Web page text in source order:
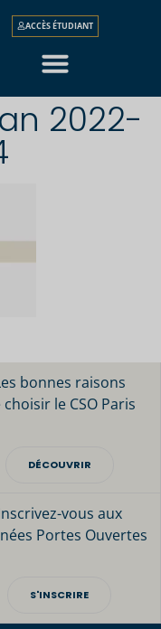
ACCÈS ÉTUDIANT
2022-
bonnes raisons
choisir le CSO Paris
DÉCOUVRIR
vous aux
Portes Ouvertes
S'INSCRIRE